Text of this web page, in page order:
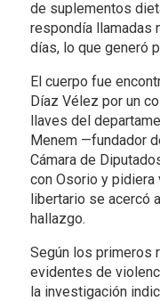
de suplementos
respondía llamadas
días, lo que generó
El cuerpo fue
Díaz Vélez por un
llaves del
Menem —fundador
Cámara de
con Osorio y pidiera
libertario se acercó
hallazgo.
Según los primeros
evidentes de
la investigación